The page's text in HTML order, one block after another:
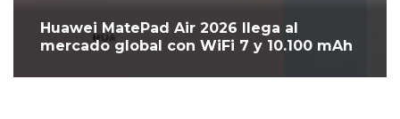
Huawei MatePad Air 2026 llega al
mercado global con WiFi 7 y 10.100 mAh